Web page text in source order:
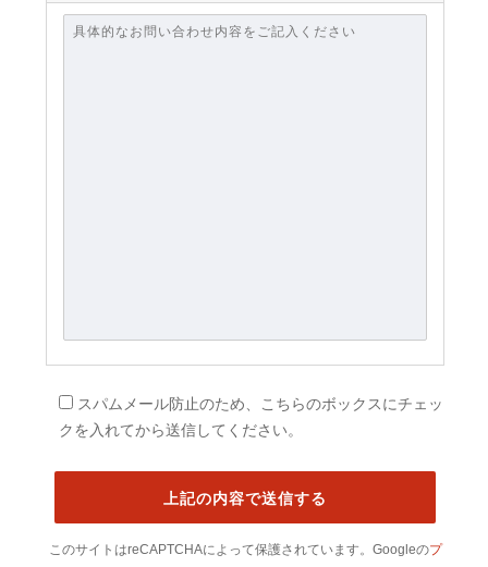
スパムメール防止のため、こちらのボックスにチェッ
クを入れてから送信してください。
このサイトはreCAPTCHAによって保護されています。Googleのプ